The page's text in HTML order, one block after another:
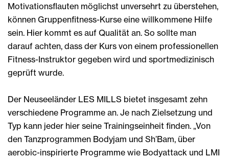
Motivationsflauten möglichst unversehrt zu überstehen,
können Gruppenfitness-Kurse eine willkommene Hilfe
sein. Hier kommt es auf Qualität an. So sollte man
darauf achten, dass der Kurs von einem professionellen
Fitness-Instruktor gegeben wird und sportmedizinisch
geprüft wurde.
Der Neuseeländer LES MILLS bietet insgesamt zehn
verschiedene Programme an. Je nach Zielsetzung und
Typ kann jeder hier seine Trainingseinheit finden. „Von
den Tanzprogrammen Bodyjam und Sh’Bam, über
aerobic-inspirierte Programme wie Bodyattack und LMI